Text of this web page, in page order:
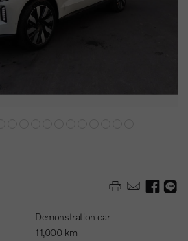
Demonstration car
11,000 km